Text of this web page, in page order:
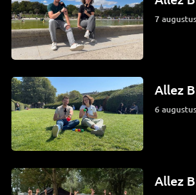
7
Allez
6
Allez